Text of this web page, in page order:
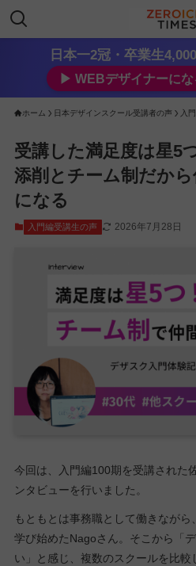
日本一2冠・卒業生
▶︎ WEBデザイナーに
ホーム 日本デザインスクール受講者の声 入
受講した満足度は星5
添削とチーム制だか
になる
入門編受講生の声 2026年7月28日
今回は、入門編100期を受講された
ンタビューを行いました。
もともとは事務職として働きなが
学び始めたNagoさん。そこから「
い」と感じ、複数のスクールを比